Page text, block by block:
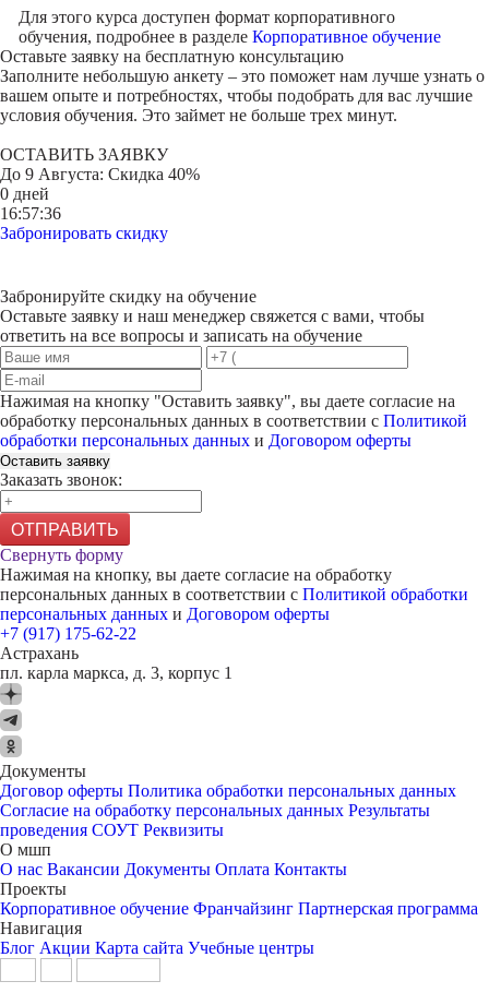
Для этого курса доступен формат корпоративного
обучения, подробнее в разделе Корпоративное обучение
Оставьте заявку на бесплатную консультацию
Заполните небольшую анкету – это поможет нам лучше узнать о
вашем опыте и потребностях, чтобы подобрать для вас лучшие
условия обучения. Это займет не больше трех минут.
ОСТАВИТЬ ЗАЯВКУ
До 9 Августа: Скидка 40%
0 дней
16:57:36
Забронировать скидку
Забронируйте скидку на обучение
Оставьте заявку и наш менеджер свяжется с вами, чтобы
ответить на все вопросы и записать на обучение
Нажимая на кнопку "Оставить заявку", вы даете согласие на
обработку персональных данных в соответствии с Политикой
обработки персональных данных и Договором оферты
Оставить заявку
Заказать звонок:
ОТПРАВИТЬ
Свернуть форму
Нажимая на кнопку, вы даете согласие на обработку
персональных данных в соответствии с Политикой обработки
персональных данных и Договором оферты
+7 (917) 175-62-22
Астрахань
пл. карла маркса, д. 3, корпус 1
Документы
Договор оферты Политика обработки персональных данных
Согласие на обработку персональных данных Результаты
проведения СОУТ Реквизиты
О мшп
О нас Вакансии Документы Оплата Контакты
Проекты
Корпоративное обучение Франчайзинг Партнерская программа
Навигация
Блог Акции Карта сайта Учебные центры